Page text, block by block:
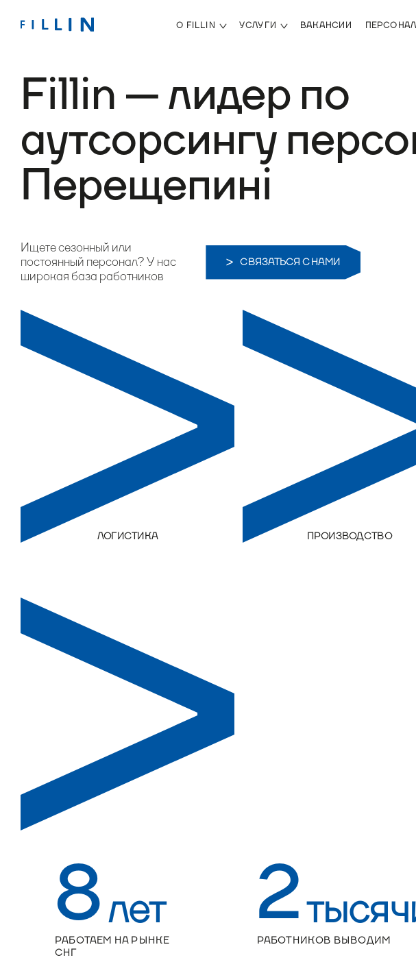
О FILLIN УСЛУГИ ВАКАНСИИ ПЕРСОНАЛ
Fillin — лидер по
аутсорсингу
Перещепині
Ищете сезонный или
постоянный персонал? У нас
широкая база работников
СВЯЗАТЬСЯ С НАМИ
ЛОГИСТИКА ПРОИЗВОДСТВО
8лет
РАБОТАЕМ НА РЫНКЕ
СНГ
2
РАБОТНИКОВ ВЫВОДИМ